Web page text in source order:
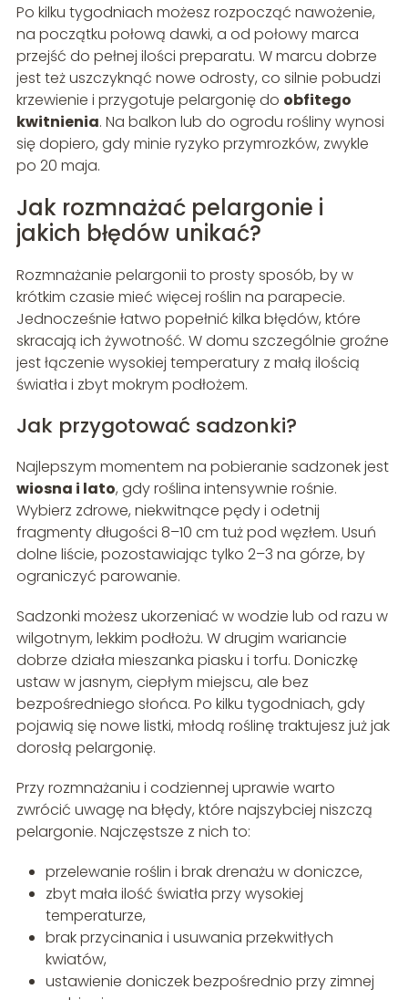
Po kilku tygodniach możesz rozpocząć nawożenie,
na początku połową dawki, a od połowy marca
przejść do pełnej ilości preparatu. W marcu dobrze
jest też uszczyknąć nowe odrosty, co silnie pobudzi
krzewienie i przygotuje pelargonię do obfitego
kwitnienia. Na balkon lub do ogrodu rośliny wynosi
się dopiero, gdy minie ryzyko przymrozków, zwykle
po 20 maja.
Jak rozmnażać pelargonie i
jakich błędów unikać?
Rozmnażanie pelargonii to prosty sposób, by w
krótkim czasie mieć więcej roślin na parapecie.
Jednocześnie łatwo popełnić kilka błędów, które
skracają ich żywotność. W domu szczególnie groźne
jest łączenie wysokiej temperatury z małą ilością
światła i zbyt mokrym podłożem.
Jak przygotować sadzonki?
Najlepszym momentem na pobieranie sadzonek jest
wiosna i lato, gdy roślina intensywnie rośnie.
Wybierz zdrowe, niekwitnące pędy i odetnij
fragmenty długości 8–10 cm tuż pod węzłem. Usuń
dolne liście, pozostawiając tylko 2–3 na górze, by
ograniczyć parowanie.
Sadzonki możesz ukorzeniać w wodzie lub od razu w
wilgotnym, lekkim podłożu. W drugim wariancie
dobrze działa mieszanka piasku i torfu. Doniczkę
ustaw w jasnym, ciepłym miejscu, ale bez
bezpośredniego słońca. Po kilku tygodniach, gdy
pojawią się nowe listki, młodą roślinę traktujesz już jak
dorosłą pelargonię.
Przy rozmnażaniu i codziennej uprawie warto
zwrócić uwagę na błędy, które najszybciej niszczą
pelargonie. Najczęstsze z nich to:
przelewanie roślin i brak drenażu w doniczce,
zbyt mała ilość światła przy wysokiej
temperaturze,
brak przycinania i usuwania przekwitłych
kwiatów,
ustawienie doniczek bezpośrednio przy zimnej